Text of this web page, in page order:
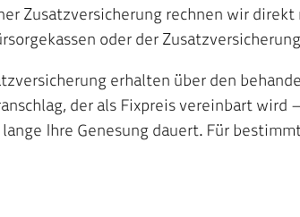
Zusatzversicherung rechnen wir
oder der
erhalten über den
der als Fixpreis vereinbart wird
Ihre Genesung dauert. Für